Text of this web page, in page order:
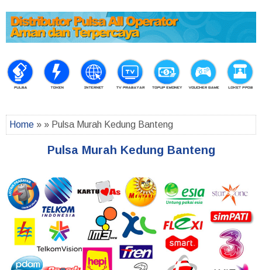
Home » » Pulsa Murah Kedung Banteng
Pulsa Murah Kedung Banteng